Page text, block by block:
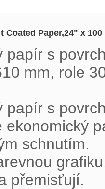
Coated Paper,24" x 100
papír s
mm, role
papír s
ekonomický
schnutím.
přemisťují.